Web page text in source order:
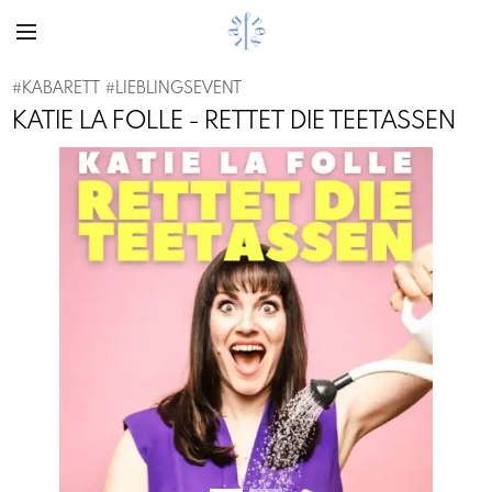
#KABARETT #LIEBLINGSEVENT
KATIE LA FOLLE - RETTET DIE TEETASSEN
Next